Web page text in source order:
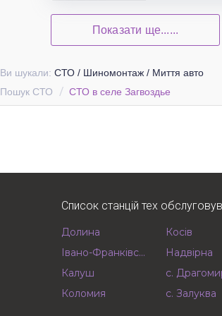
Показати ще......
Ви шукали: СТО / Шиномонтаж / Миття авто
Пошук СТО
СТО в селе Загвоздье
Список станцій тех
Долина
Івано-Франківськ
Калуш
Коломия
Косів
Надвірна
с.
с. Залуква